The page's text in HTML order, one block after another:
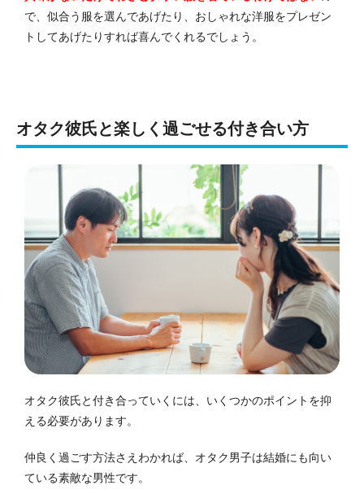
で、似合う服を選んであげたり、おしゃれな洋服をプレゼン
トしてあげたりすれば喜んでくれるでしょう。
オタク彼氏と楽しく過ごせる付き合い方
オタク彼氏と付き合っていくには、いくつかのポイントを抑
える必要があります。
仲良く過ごす方法さえわかれば、オタク男子は結婚にも向い
ている素敵な男性です。